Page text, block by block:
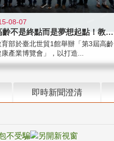
08-07
高齡不是終點而是夢想起點！教育部打
育部於臺北世貿1館舉辦「第3屆高齡
產業博覽會」，以打造...
即時新聞澄清
不受騙